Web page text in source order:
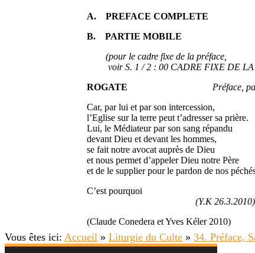
A. PREFACE COMPLETE
B. PARTIE MOBILE
(pour le cadre fixe de la préface,
voir S. 1 / 2 : 00 CADRE FIXE DE LA
ROGATE
Préface,
Car, par lui et par son intercession,
l’Eglise sur la terre peut t’adresser sa prière.
Lui, le Médiateur par son sang répandu
devant Dieu et devant les hommes,
se fait notre avocat auprès de Dieu
et nous permet d’appeler Dieu notre Père
et de le supplier pour le pardon de nos
C’est pourquoi
(Y.K 26.3.2010)
(Claude Conedera et Yves Kéler 2010)
Vous êtes ici: Accueil » Liturgie du Culte » 34. Préface,